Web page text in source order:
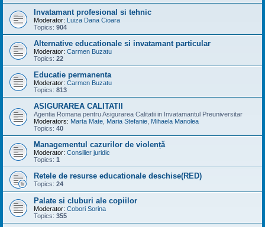
Invatamant profesional si tehnic
Moderator: Luiza Dana Cioara
Topics: 904
Alternative educationale si invatamant particular
Moderator: Carmen Buzatu
Topics: 22
Educatie permanenta
Moderator: Carmen Buzatu
Topics: 813
ASIGURAREA CALITATII
Agentia Romana pentru Asigurarea Calitatii in Invatamantul Preuniversitar
Moderators: Marta Mate Maria Stefanie Mihaela Manolea
Topics: 40
Managementul cazurilor de violență
Moderator: Consilier juridic
Topics: 1
Retele de resurse educationale deschise(RED)
Topics: 24
Palate si cluburi ale copiilor
Moderator: Cobori Sorina
Topics: 355